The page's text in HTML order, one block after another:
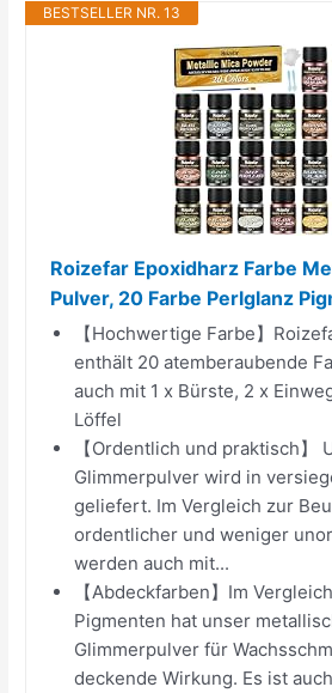
BESTSELLER NR. 13
Roizefar Epoxidharz Farbe
Pulver, 20 Farbe Perlglanz
【Hochwertige Farbe】
enthält 20 atemberaubende
auch mit 1 x Bürste, 2 x
Löffel
【Ordentlich und praktisch】
Glimmerpulver wird in
geliefert. Im Vergleich zur
ordentlicher und weniger
werden auch mit...
【Abdeckfarben】Im
Pigmenten hat unser
Glimmerpulver für
deckende Wirkung. Es ist auch